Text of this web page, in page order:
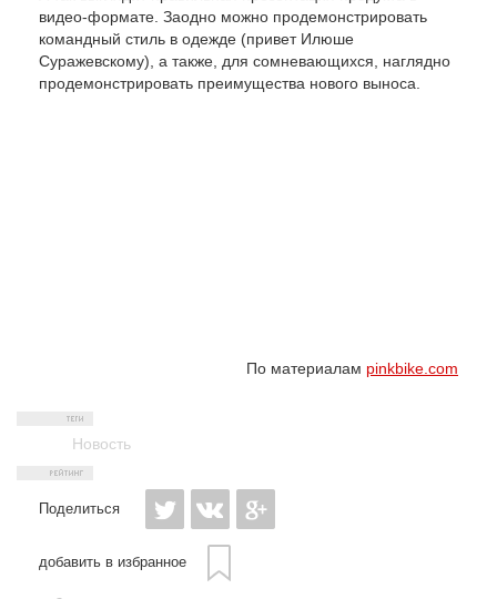
видео-формате. Заодно можно продемонстрировать
командный стиль в одежде (привет Илюше
Суражевскому), а также, для сомневающихся, наглядно
продемонстрировать преимущества нового выноса.
По материалам pinkbike.com
Новость
Поделиться
добавить в избранное